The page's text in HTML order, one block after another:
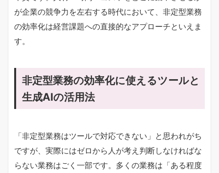
が企業の競争力を左右する時代において、非定型業務
の効率化は経営課題への直接的なアプローチといえま
す。
非定型業務の効率化に使えるツールと
生成AIの活用法
「非定型業務はツールで対応できない」と思われがち
ですが、実際にはゼロから人が考え判断しなければな
らない業務はごく一部です。多くの業務は「ある程度